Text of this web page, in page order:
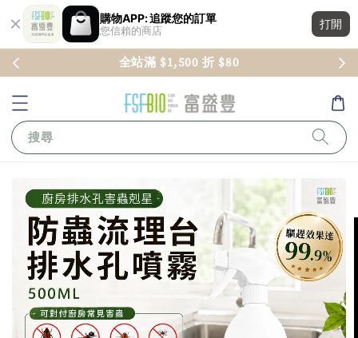
購物APP: 追蹤您的訂單
您信賴的商店
打開
全站滿 $1,500 折 $80
搜尋